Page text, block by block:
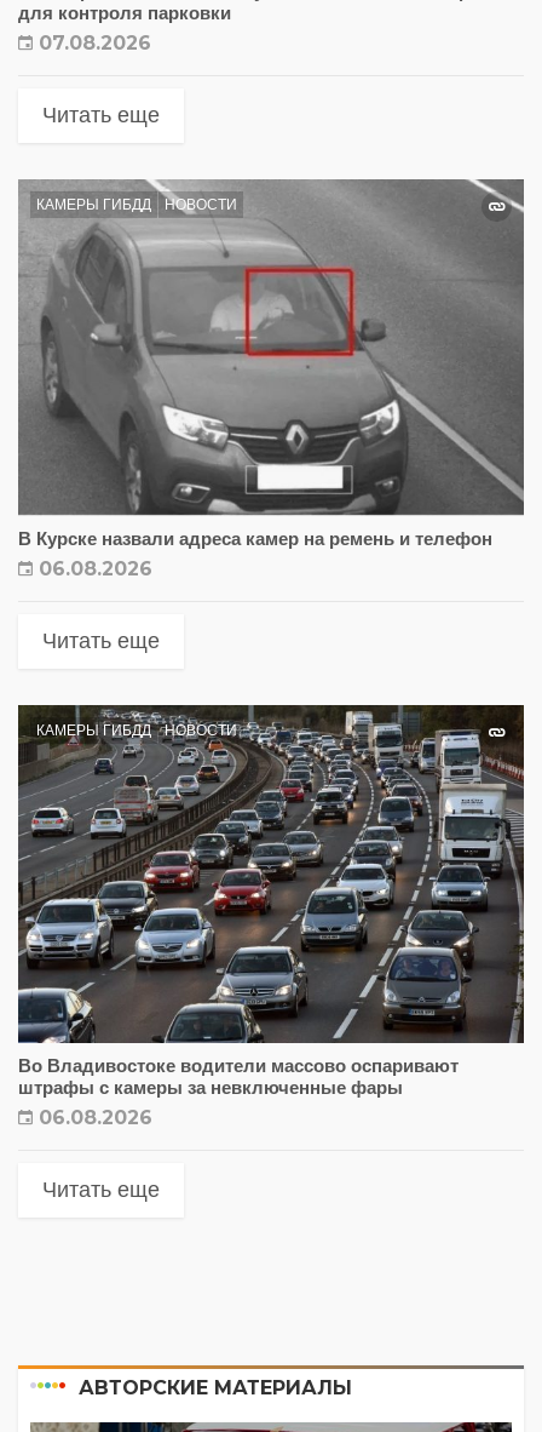
для контроля парковки
07.08.2026
Читать еще
КАМЕРЫ ГИБДД НОВОСТИ
В Курске назвали адреса камер на ремень и телефон
06.08.2026
Читать еще
КАМЕРЫ ГИБДД НОВОСТИ
Во Владивостоке водители массово оспаривают
штрафы с камеры за невключенные фары
06.08.2026
Читать еще
АВТОРСКИЕ МАТЕРИАЛЫ